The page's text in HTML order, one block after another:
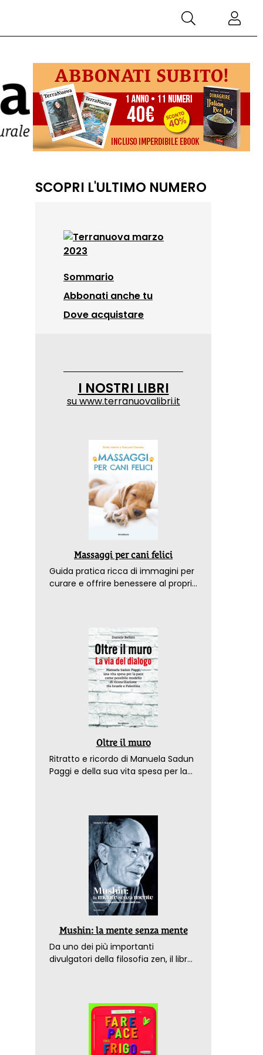
SCOPRI L'ULTIMO NUMERO
Sommario
Abbonati anche tu
Dove acquistare
I NOSTRI LIBRI
suwww.terranuovalibri.it
Massaggi per cani felici
Guida pratica ricca di immagini per
curare e offrire benessere al proprio
Oltre il muro
Ritratto e ricordo di Manuela Sadun
Paggi e della sua vita spesa per la
Mushin: la mente senza mente
Da uno dei più importanti
divulgatori della filosofia zen, il libro